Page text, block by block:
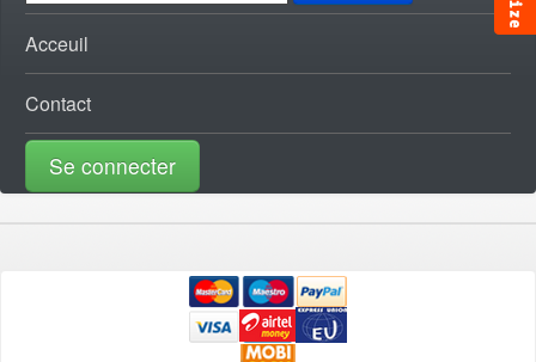
Acceuil
Contact
Se connecter
ACCESSOIRES TELE [0]